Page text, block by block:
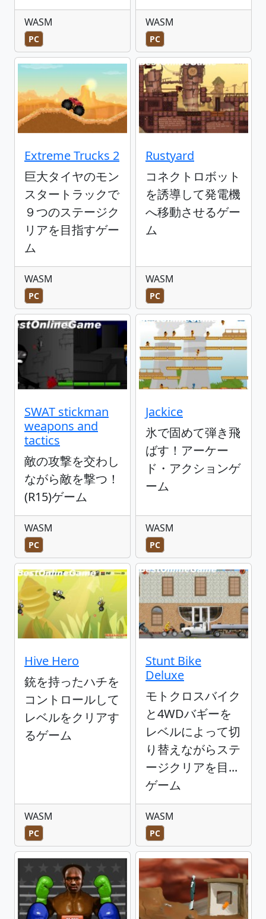
WASM
PC
WASM
PC
Extreme Trucks 2
巨大タイヤのモン
スタートラックで
９つのステージク
リアを目指すゲー
ム
WASM
PC
Rustyard
コネクトロボット
を誘導して発電機
へ移動させるゲー
ム
WASM
PC
SWAT stickman
weapons and
tactics
敵の攻撃を交わし
ながら敵を撃つ！
(R15)ゲーム
WASM
PC
Jackice
氷で固めて弾き飛
ばす！アーケー
ド・アクションゲ
ーム
WASM
PC
Hive Hero
銃を持ったハチを
コントロールして
レベルをクリアす
るゲーム
WASM
PC
Stunt Bike
Deluxe
モトクロスバイク
と4WDバギーを
レベルによって切
り替えながらステ
ージクリアを目...
ゲーム
WASM
PC